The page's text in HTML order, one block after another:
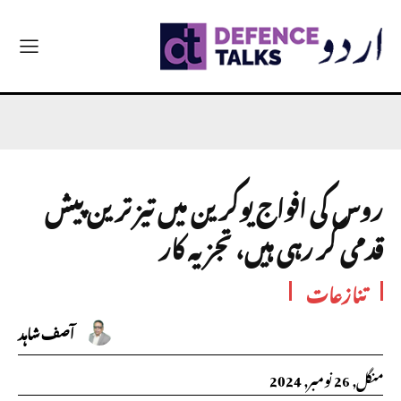
روس کی افواج یوکرین میں تیز ترین پیش
قدمی کر رہی ہیں، تجزیہ کار
تنازعات
آصف شاہد
منگل, 26 نومبر, 2024